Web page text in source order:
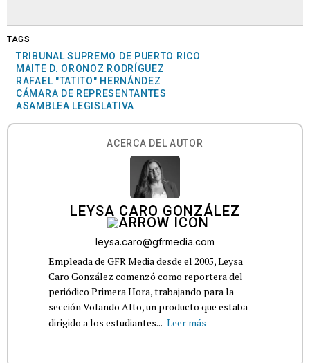
TAGS
TRIBUNAL SUPREMO DE PUERTO RICO
MAITE D. ORONOZ RODRÍGUEZ
RAFAEL "TATITO" HERNÁNDEZ
CÁMARA DE REPRESENTANTES
ASAMBLEA LEGISLATIVA
ACERCA DEL AUTOR
LEYSA CARO GONZÁLEZ
leysa.caro@gfrmedia.com
Empleada de GFR Media desde el 2005, Leysa
Caro González comenzó como reportera del
periódico Primera Hora, trabajando para la
sección Volando Alto, un producto que estaba
dirigido a los estudiantes... Leer más